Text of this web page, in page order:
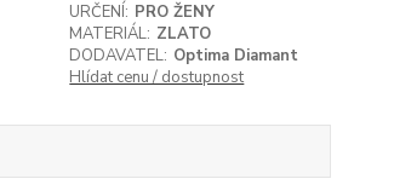
URČENÍ: PRO ŽENY
MATERIÁL: ZLATO
DODAVATEL: Optima Diamant
Hlídat cenu / dostupnost